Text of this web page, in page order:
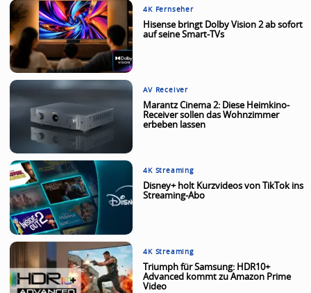
4K Fernseher
Hisense bringt Dolby Vision 2 ab sofort
auf seine Smart-TVs
AV Receiver
Marantz Cinema 2: Diese Heimkino-
Receiver sollen das Wohnzimmer
erbeben lassen
4K Streaming
Disney+ holt Kurzvideos von TikTok ins
Streaming-Abo
4K Streaming
Triumph für Samsung: HDR10+
Advanced kommt zu Amazon Prime
Video